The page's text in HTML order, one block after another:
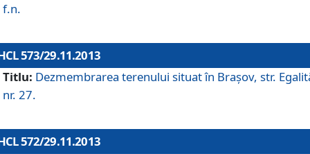
f.n.
573/29.11.2013
Titlu: Dezmembrarea terenului situat în Braşov, str.
nr. 27.
572/29.11.2013